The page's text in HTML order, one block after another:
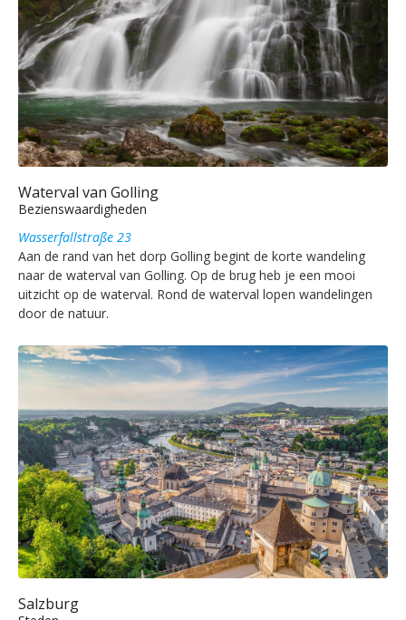
Waterval van Golling
Bezienswaardigheden
Wasserfallstraße 23
Aan de rand van het dorp Golling begint de korte wandeling
naar de waterval van Golling. Op de brug heb je een mooi
uitzicht op de waterval. Rond de waterval lopen wandelingen
door de natuur.
Salzburg